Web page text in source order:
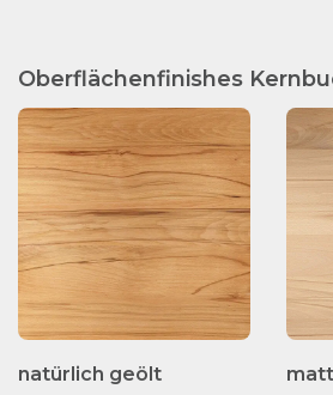
Oberflächenfinishes
natürlich geölt